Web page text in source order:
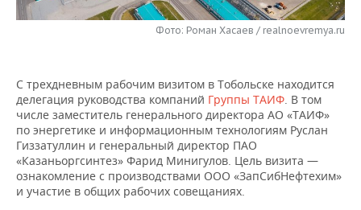
УСЛУГИ
МЕДИА
ВЫЕЗДНАЯ РЕДАКЦИЯ
ONLINE-КОНФЕРЕНЦИИ
ОТКРЫТАЯ ЛЕКЦИЯ
НОВОСТИ СПОРТА
ХОККЕЙ
БАСКЕТБОЛ
ВОЛЕЙБОЛ
КИБЕРСПОРТ
ОБЩЕСТВО
ВЛАСТЬ
ИНФРАСТРУКТУРА
ИСТОРИЯ
КУЛЬТУРА
СЮЖЕТЫ
СПРАВОЧНИК
СПИСОК ПЕРСОН
СПИСОК КОМПАНИЙ
ПОЛНАЯ ВЕРСИЯ
Фото: Роман Хасаев / realnoevremya.ru
С трехдневным рабочим визитом в Тобольске находится
делегация руководства компаний Группы ТАИФ. В том
числе заместитель генерального директора АО «ТАИФ»
по энергетике и информационным технологиям Руслан
Гиззатуллин и генеральный директор ПАО
«Казаньоргсинтез» Фарид Минигулов. Цель визита —
ознакомление с производствами ООО «ЗапСибНефтехим»
и участие в общих рабочих совещаниях.